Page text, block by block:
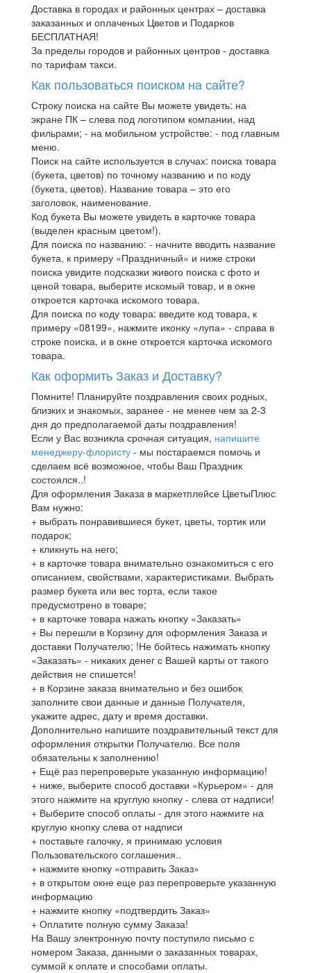
Доставка в городах и районных центрах – доставка
заказанных и оплаченых Цветов и Подарков
БЕСПЛАТНАЯ!
За пределы городов и районных центров - доставка
по тарифам такси.
Как пользоваться поиском на сайте?
Строку поиска на сайте Вы можете увидеть: на
экране ПК – слева под логотипом компании, над
фильрами; - на мобильном устройстве: - под главным
меню.
Поиск на сайте используется в случах: поиска товара
(букета, цветов) по точному названию и по коду
(букета, цветов). Название товара – это его
заголовок, наименование.
Код букета Вы можете увидеть в карточке товара
(выделен красным цветом!).
Для поиска по названию: - начните вводить название
букета, к примеру «Праздничный» и ниже строки
поиска увидите подсказки живого поиска с фото и
ценой товара, выберите искомый товар, и в окне
откроется карточка искомого товара.
Для поиска по коду товара: введите код товара, к
примеру «08199», нажмите иконку «лупа» - справа в
строке поиска, и в окне откроется карточка искомого
товара.
Как оформить Заказ и Доставку?
Помните! Планируйте поздравления своих родных,
близких и знакомых, заранее - не менее чем за 2-3
дня до предполагаемой даты поздравления!
Если у Вас возникла срочная ситуация, напишите
менеджеру-флористу - мы постараемся помочь и
сделаем всё возможное, чтобы Ваш Праздник
состоялся..!
Для оформления Заказа в маркетплейсе ЦветыПлюс
Вам нужно:
+ выбрать понравившиеся букет, цветы, тортик или
подарок;
+ кликнуть на него;
+ в карточке товара внимательно ознакомиться с его
описанием, свойствами, характеристиками. Выбрать
размер букета или вес торта, если такое
предусмотрено в товаре;
+ в карточке товара нажать кнопку «Заказать»
+ Вы перешли в Корзину для оформления Заказа и
доставки Получателю; !Не бойтесь нажимать кнопку
«Заказать» - никаких денег с Вашей карты от такого
действия не спишется!
+ в Корзине заказа внимательно и без ошибок
заполните свои данные и данные Получателя,
укажите адрес, дату и время доставки.
Дополнительно напишите поздравительный текст для
оформления открытки Получателю. Все поля
обязательны к заполнению!
+ Ещё раз перепроверьте указанную информацию!
+ ниже, выберите способ доставки «Курьером» - для
этого нажмите на круглую кнопку - слева от надписи!
+ Выберите способ оплаты - для этого нажмите на
круглую кнопку слева от надписи
+ поставьте галочку, я принимаю условия
Пользовательского соглашения..
+ нажмите кнопку «отправить Заказ»
+ в открытом окне еще раз перепроверьте указанную
информацию
+ нажмите кнопку «подтвердить Заказ»
+ Оплатите полную сумму Заказа!
На Вашу электронную почту поступило письмо с
номером Заказа, данными о заказанных товарах,
суммой к оплате и способами оплаты.